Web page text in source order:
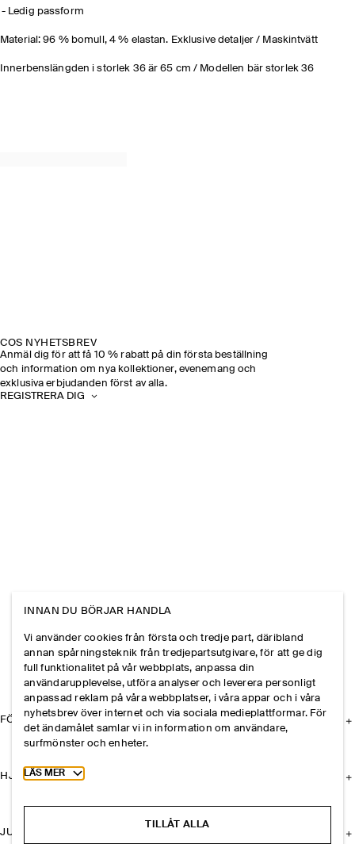
Ledig passform
Material: 96 % bomull, 4 % elastan. Exklusive detaljer / Maskintvätt
Innerbenslängden i storlek 36 är 65 cm / Modellen bär storlek 36
COS NYHETSBREV
Anmäl dig för att få 10 % rabatt på din första beställning
och information om nya kollektioner, evenemang och
exklusiva erbjudanden först av alla.
REGISTRERA DIG
FÖRETAGET
HJÄLP
JURIDISK INFORMATION
INNAN DU BÖRJAR HANDLA
Vi använder cookies från första och tredje part, däribland
annan spårningsteknik från tredjepartsutgivare, för att ge dig
full funktionalitet på vår webbplats, anpassa din
användarupplevelse, utföra analyser och leverera personligt
anpassad reklam på våra webbplatser, i våra appar och i våra
nyhetsbrev över internet och via sociala medieplattformar. För
det ändamålet samlar vi in information om användare,
surfmönster och enheter.
Toggle more cookie information
LÄS MER
TILLÅT ALLA